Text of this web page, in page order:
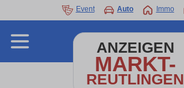
Event Auto Immo
ANZEIGEN
MARKT-
REUTLINGEN